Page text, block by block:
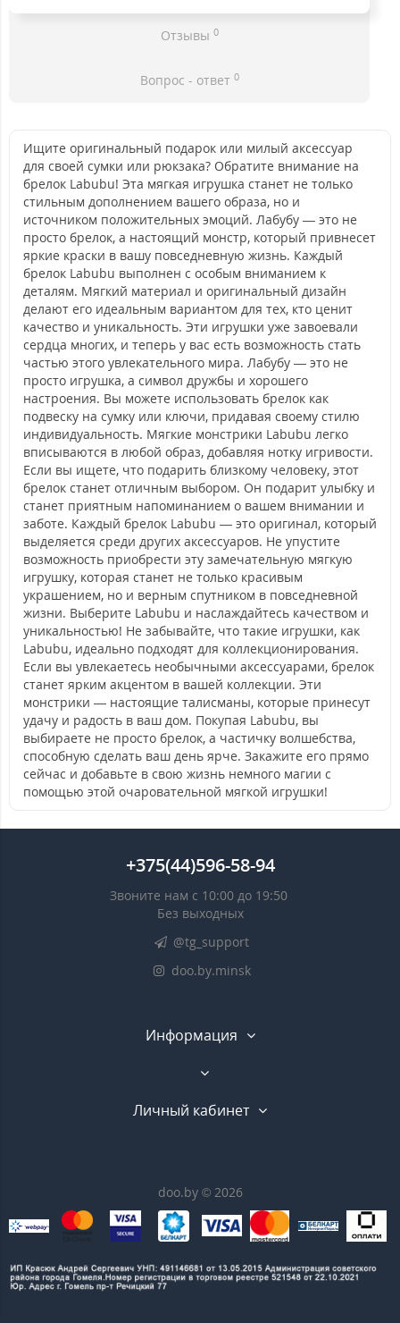
Отзывы 0
Вопрос - ответ 0
Ищите оригинальный подарок или милый аксессуар
для своей сумки или рюкзака? Обратите внимание на
брелок Labubu! Эта мягкая игрушка станет не только
стильным дополнением вашего образа, но и
источником положительных эмоций. Лабубу — это не
просто брелок, а настоящий монстр, который привнесет
яркие краски в вашу повседневную жизнь. Каждый
брелок Labubu выполнен с особым вниманием к
деталям. Мягкий материал и оригинальный дизайн
делают его идеальным вариантом для тех, кто ценит
качество и уникальность. Эти игрушки уже завоевали
сердца многих, и теперь у вас есть возможность стать
частью этого увлекательного мира. Лабубу — это не
просто игрушка, а символ дружбы и хорошего
настроения. Вы можете использовать брелок как
подвеску на сумку или ключи, придавая своему стилю
индивидуальность. Мягкие монстрики Labubu легко
вписываются в любой образ, добавляя нотку игривости.
Если вы ищете, что подарить близкому человеку, этот
брелок станет отличным выбором. Он подарит улыбку и
станет приятным напоминанием о вашем внимании и
заботе. Каждый брелок Labubu — это оригинал, который
выделяется среди других аксессуаров. Не упустите
возможность приобрести эту замечательную мягкую
игрушку, которая станет не только красивым
украшением, но и верным спутником в повседневной
жизни. Выберите Labubu и наслаждайтесь качеством и
уникальностью! Не забывайте, что такие игрушки, как
Labubu, идеально подходят для коллекционирования.
Если вы увлекаетесь необычными аксессуарами, брелок
станет ярким акцентом в вашей коллекции. Эти
монстрики — настоящие талисманы, которые принесут
удачу и радость в ваш дом. Покупая Labubu, вы
выбираете не просто брелок, а частичку волшебства,
способную сделать ваш день ярче. Закажите его прямо
сейчас и добавьте в свою жизнь немного магии с
помощью этой очаровательной мягкой игрушки!
+375(44)596-58-94
Звоните нам с 10:00 до 19:50
Без выходных
@tg_support
doo.by.minsk
Информация
Личный кабинет
doo.by © 2026